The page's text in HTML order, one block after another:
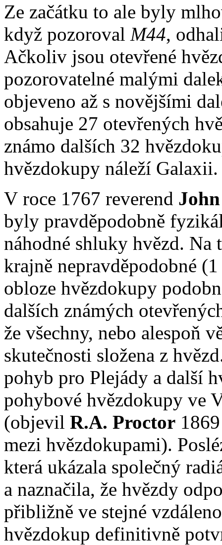
Ze začátku to ale byly
když pozoroval M44,
Ačkoliv jsou otevřené
pozorovatelné malými
objeveno až s novějšími
obsahuje 27 otevřených
známo dalších 32
hvězdokupy náleží Galaxii.
V roce 1767 reverend
byly pravděpodobně
náhodné shluky hvězd.
krajně nepravděpodobné
obloze hvězdokupy
dalších známých
že všechny, nebo alespoň
skutečnosti složena z
pohyb pro Plejády a další
pohybové hvězdokupy ve
(objevil R.A. Proctor
mezi hvězdokupami).
která ukázala společný
a naznačila, že hvězdy
přibližně ve stejné
hvězdokup definitivně